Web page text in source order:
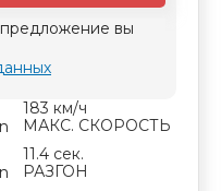
183 км/ч
МАКС. СКОРОСТЬ
11.4 сек.
РАЗГОН
вы